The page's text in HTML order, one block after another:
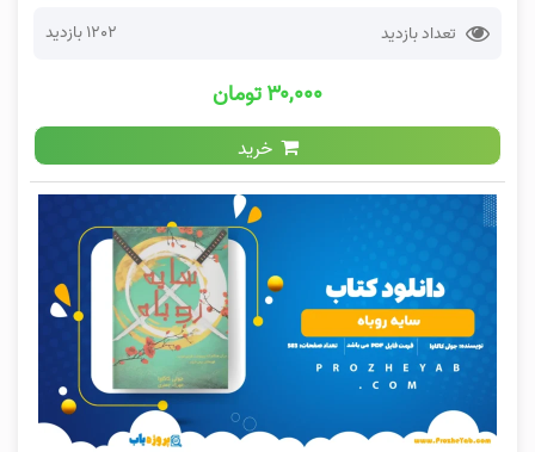
تعداد بازدید 1202 بازدید
۳۰,۰۰۰ تومان
خرید